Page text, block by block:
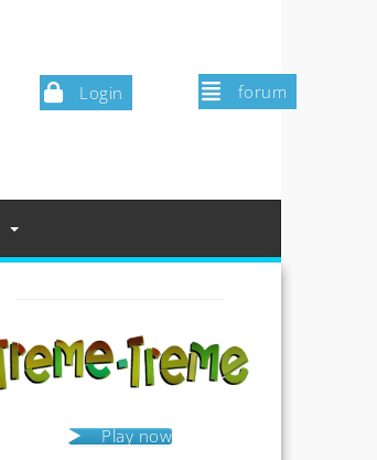
Login forum
Play now